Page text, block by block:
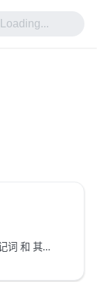
由于一些历史原因，Filfox网页钱包 的助记词 和 其他主流钱包 不通用，如果将 Filfox网页钱包的助记词直接导入其他钱包会得到不同的地址。